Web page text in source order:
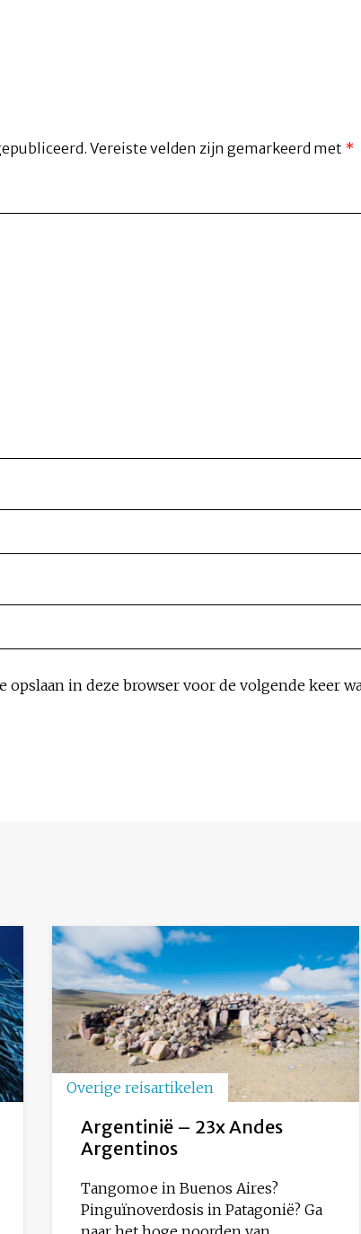
Vereiste velden zijn gemarkeerd met *
opslaan in deze browser voor de volgende keer
Overige reisartikelen
Argentinië – 23x Andes
Argentinos
Tangomoe in Buenos Aires?
Pinguïnoverdosis in Patagonië? Ga